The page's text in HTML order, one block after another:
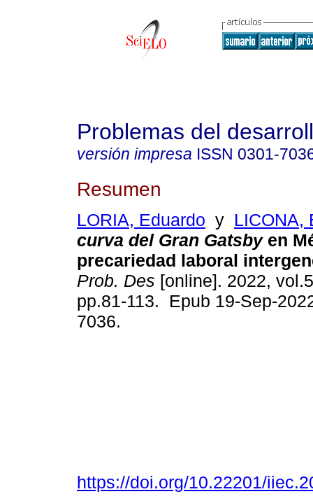
Problemas del
versión impresa ISSN 0301-
Resumen
LORIA, Eduardo y LICONA,
curva del Gran Gatsbyen
precariedad laboral
Prob. Des [online]. 2022,
pp.81-113. Epub 19-Sep-
7036.
https://doi.org/10.22201/